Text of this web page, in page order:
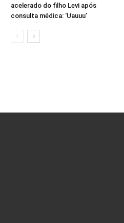
acelerado do filho Levi após
consulta médica: ‘Uauuu’